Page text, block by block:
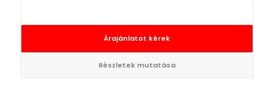
Árajánlatot kérek
Részletek mutatása